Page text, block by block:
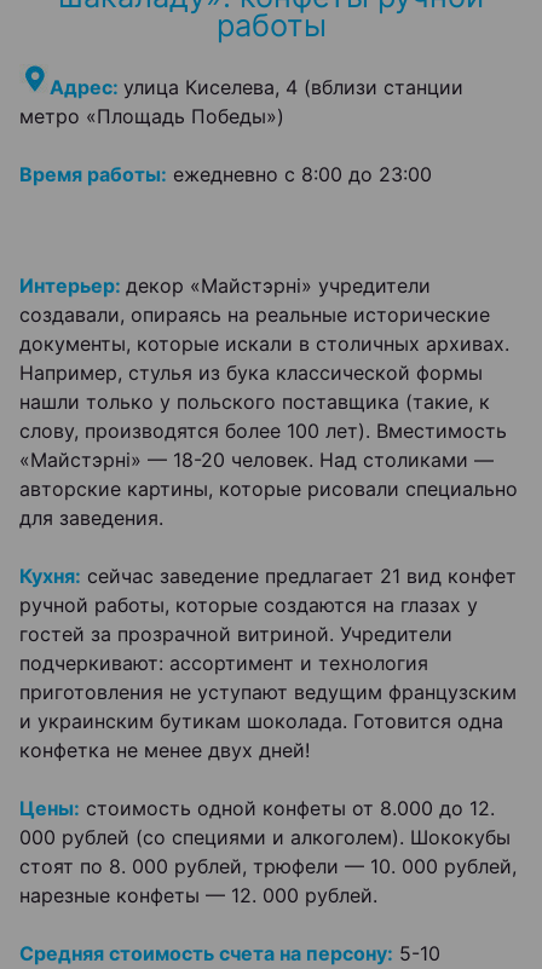
работы
Адрес: улица Киселева, 4 (вблизи станции
метро «Площадь Победы»)
Время работы: ежедневно с 8:00 до 23:00
Интерьер: декор «Майстэрні» учредители
создавали, опираясь на реальные исторические
документы, которые искали в столичных архивах.
Например, стулья из бука классической формы
нашли только у польского поставщика (такие, к
слову, производятся более 100 лет). Вместимость
«Майстэрні» — 18-20 человек. Над столиками —
авторские картины, которые рисовали специально
для заведения.
Кухня: сейчас заведение предлагает 21 вид конфет
ручной работы, которые создаются на глазах у
гостей за прозрачной витриной. Учредители
подчеркивают: ассортимент и технология
приготовления не уступают ведущим французским
и украинским бутикам шоколада. Готовится одна
конфетка не менее двух дней!
Цены: стоимость одной конфеты от 8.000 до 12.
000 рублей (со специями и алкоголем). Шококубы
стоят по 8. 000 рублей, трюфели — 10. 000 рублей,
нарезные конфеты — 12. 000 рублей.
Средняя стоимость счета на персону: 5-10